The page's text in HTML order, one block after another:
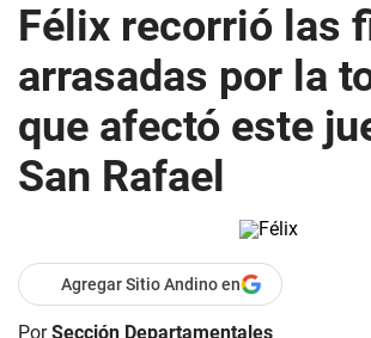
Félix recorrió las
arrasadas por la
que afectó este
San Rafael
Agregar Sitio Andino en
PorSección Departamentales